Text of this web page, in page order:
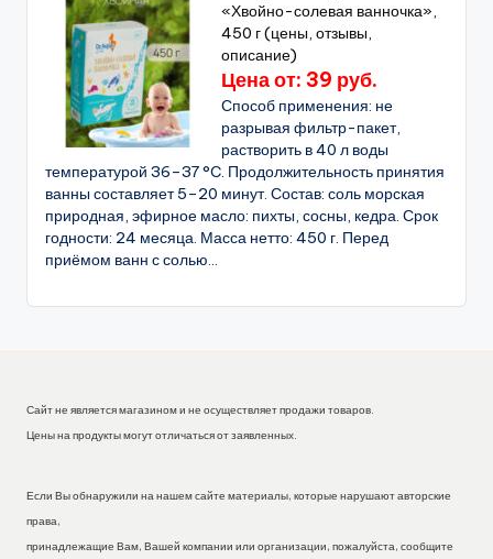
«Хвойно-солевая ванночка»,
450 г (цены, отзывы,
описание)
Цена от: 39 руб.
Способ применения: не
разрывая фильтр-пакет,
растворить в 40 л воды
температурой 36–37 °C. Продолжительность принятия
ванны составляет 5–20 минут. Состав: соль морская
природная, эфирное масло: пихты, сосны, кедра. Срок
годности: 24 месяца. Масса нетто: 450 г. Перед
приёмом ванн с солью...
Сайт не является магазином и не осуществляет продажи товаров.
Цены на продукты могут отличаться от заявленных.
Если Вы обнаружили на нашем сайте материалы, которые нарушают авторские
права,
принадлежащие Вам, Вашей компании или организации, пожалуйста, сообщите